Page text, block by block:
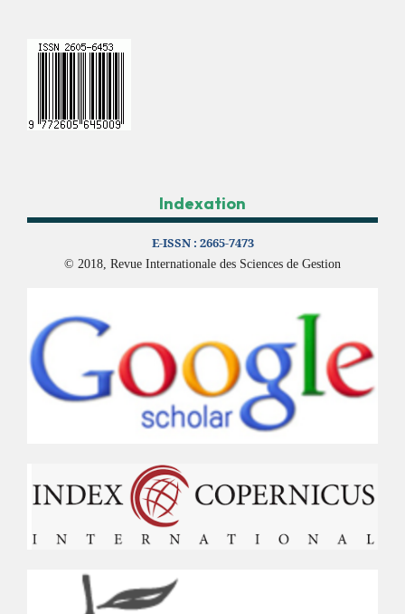
Indexation
E-ISSN : 2665-7473
© 2018, Revue Internationale des Sciences de Gestion